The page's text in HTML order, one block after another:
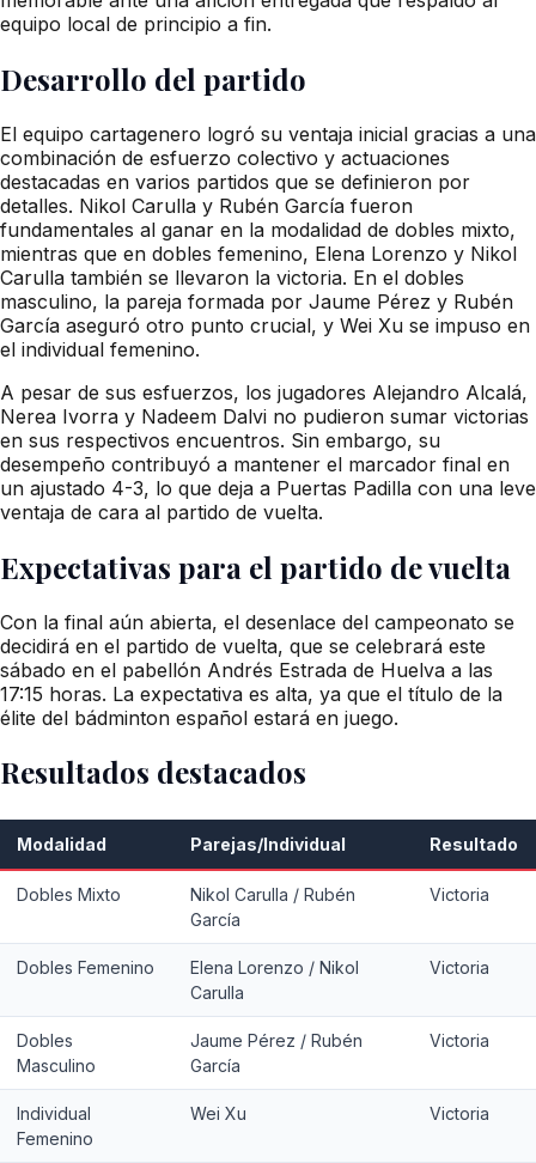
equipo local de principio a fin.
Desarrollo del partido
El equipo cartagenero logró su ventaja inicial gracias a una
combinación de esfuerzo colectivo y actuaciones
destacadas en varios partidos que se definieron por
detalles. Nikol Carulla y Rubén García fueron
fundamentales al ganar en la modalidad de dobles mixto,
mientras que en dobles femenino, Elena Lorenzo y Nikol
Carulla también se llevaron la victoria. En el dobles
masculino, la pareja formada por Jaume Pérez y Rubén
García aseguró otro punto crucial, y Wei Xu se impuso en
el individual femenino.
A pesar de sus esfuerzos, los jugadores Alejandro Alcalá,
Nerea Ivorra y Nadeem Dalvi no pudieron sumar victorias
en sus respectivos encuentros. Sin embargo, su
desempeño contribuyó a mantener el marcador final en
un ajustado 4-3, lo que deja a Puertas Padilla con una leve
ventaja de cara al partido de vuelta.
Expectativas para el partido de vuelta
Con la final aún abierta, el desenlace del campeonato se
decidirá en el partido de vuelta, que se celebrará este
sábado en el pabellón Andrés Estrada de Huelva a las
17:15 horas. La expectativa es alta, ya que el título de la
élite del bádminton español estará en juego.
Resultados destacados
Modalidad Parejas/Individual Resultado
Dobles Mixto
Nikol Carulla / Rubén
García
Victoria
Dobles Femenino
Elena Lorenzo / Nikol
Carulla
Victoria
Dobles
Masculino
Jaume Pérez / Rubén
García
Victoria
Individual
Femenino
Wei Xu Victoria